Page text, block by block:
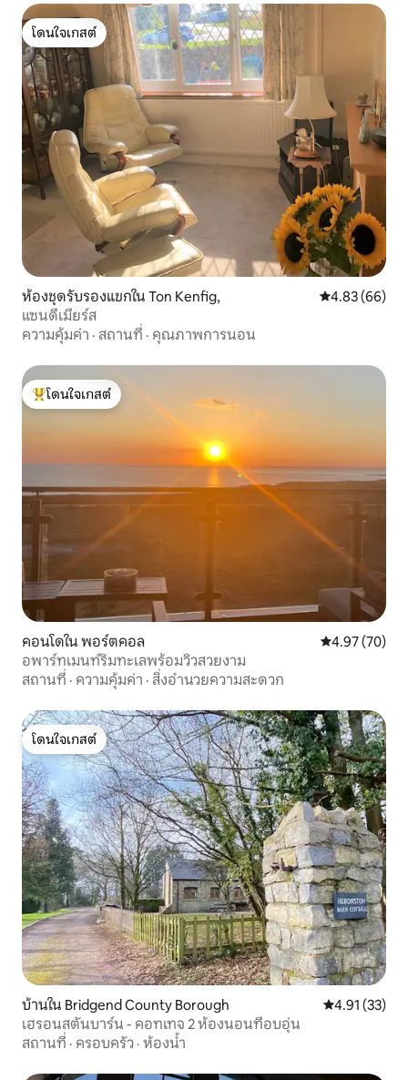
โดนใจเกสต์
โดนใจเกสต์
ห้องชุดรับรองแขกใน Ton Kenfig, คะแนนเฉลี่ย
4.83 (66)
แซนดี้เมียร์ส
ความคุ้มค่า · สถานที่ · คุณภาพการนอน
โดนใจเกสต์ที่สุด
โดนใจเกสต์
คอนโดใน พอร์ตคอล คะแนนเฉลี่ย
4.97 (70)
อพาร์ทเมนท์ริมทะเลพร้อมวิวสวยงาม
สถานที่ · ความคุ้มค่า · สิ่งอำนวยความสะดวก
โดนใจเกสต์
โดนใจเกสต์
บ้านใน Bridgend County Borough คะแนนเฉลี่ย
4.91 (33)
เฮรอนสตันบาร์น - คอทเทจ 2 ห้องนอนที่อบอุ่น
สถานที่ · ครอบครัว · ห้องน้ำ